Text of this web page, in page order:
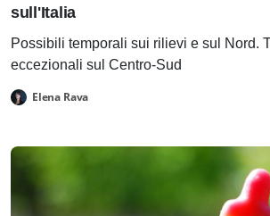
sull'Italia
Possibili temporali sui rilievi e sul Nord.
eccezionali sul Centro-Sud
Elena Rava